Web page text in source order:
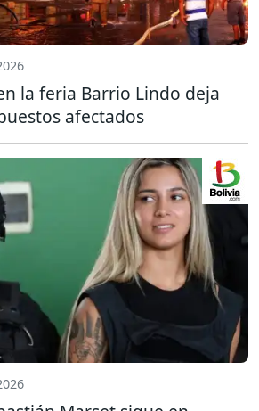
la feria Barrio Lindo deja
afectados